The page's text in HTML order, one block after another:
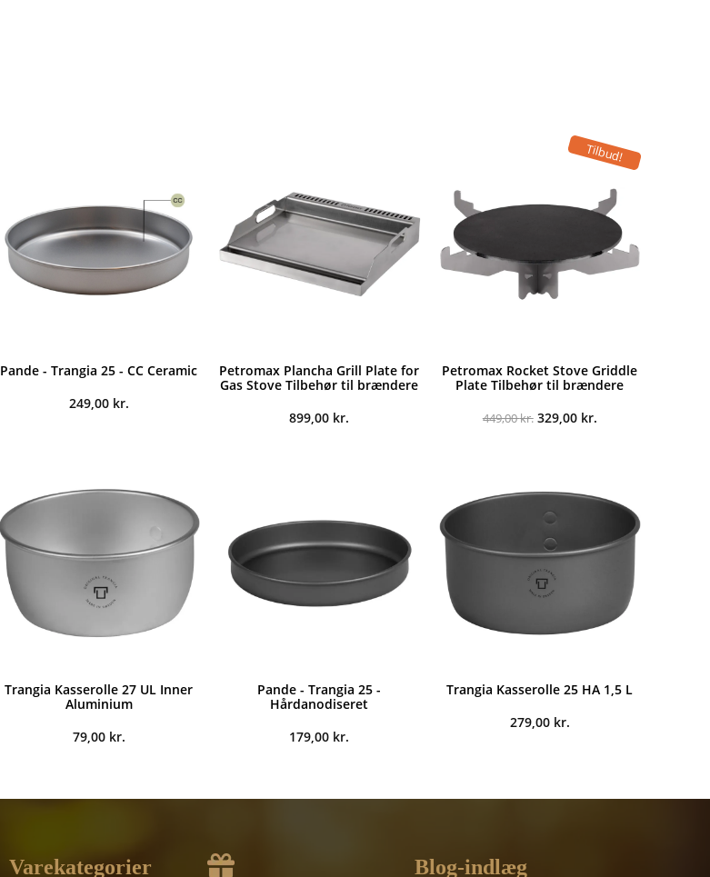
Pande - Trangia 25 - CC Ceramic
249,00 kr.
Petromax Plancha Grill Plate for
Gas Stove Tilbehør til brændere
899,00 kr.
Tilbud!
Petromax Rocket Stove Griddle
Plate Tilbehør til brændere
449,00kr. Den
329,00 kr.Den
Trangia Kasserolle 27 UL Inner
Aluminium
79,00 kr.
Pande - Trangia 25 -
Hårdanodiseret
179,00 kr.
Trangia Kasserolle 25 HA 1,5 L
279,00 kr.
Varekategorier Blog-indlæg